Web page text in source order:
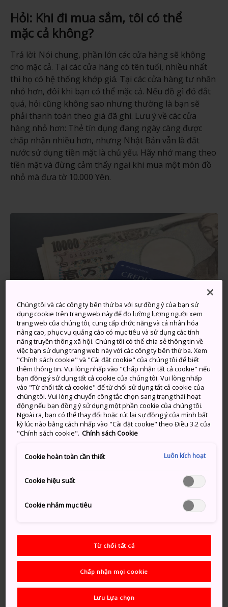
Hỏi: Khi đi mua sắm, tôi có thể
mặc cả không?
Trả lời: Nói chung, phần lớn các cửa hàng sẽ không
cho mặc cả. Tại các cửa hàng có tên tuổi, nhiều nhất
thì họ có hệ thống khớp giá. Tại các cửa hàng tư nhân
nhỏ hơn, đôi khi bạn có thể mặc cả. Nếu đồ gì đó đắt
quá, hỏi cũng không sao nhưng thường là bạn sẽ
phải thanh toán theo giá đã ghi. Lưu ý về các cửa
hàng nhỏ hơn: Thẻ tín dụng đang ngày càng được
chấp nhận nhiều hơn, nhưng Nhật Bản vẫn là đất
nước sử dụng tiền mặt là chủ yếu. Hãy nhớ mang theo
tiền mặt và đừng cảm thấy ngại khi mua một món đồ
nhỏ mà đưa tờ 10.000 Yên.
Hỏi: Cách mua hàng miễn thuế
như thế nào?
Hãy tìm những nơi có logo “Tax-Free Shop” (Cửa hàng
miễn thuế) hoặc hỏi nhân viên bán hàng xem cửa
không. Hãy nhớ mang theo hộ chiếu (hoặc giấy phép
hàng hóa thông thường hoặc hàng tiêu dùng. Sau khi
quầy miễn thuế và điền vào các phiếu. Thuế giá trị gia
hàng và các món đồ bạn đã mua sẽ được cho vào một
túi đặc biệt dành cho hàng miễn thuế. Nhớ giữ hóa
đơn mua sắm và nộp cho hải quan khi bạn rời Nhật
Bản. Để biết thêm thông tin, vui lòng tham khảo
Hướng dẫn mua sắm miễn thuế
của chúng tôi
Chúng tôi và các công ty bên thứ ba với sự đồng ý của bạn sử
dụng cookie trên trang web này để đo lường lượng người xem
trang web của chúng tôi, cung cấp chức năng và cá nhân hóa
nâng cao, phục vụ quảng cáo có mục tiêu và sử dụng các tính
năng truyền thông xã hội. Chúng tôi có thể chia sẻ thông tin về
việc bạn sử dụng trang web này với các công ty bên thứ ba. Xem
"Chính sách cookie" và "Cài đặt cookie" của chúng tôi để biết
thêm thông tin. Vui lòng nhấp vào "Chấp nhận tất cả cookie" nếu
bạn đồng ý sử dụng tất cả cookie của chúng tôi. Vui lòng nhấp
vào "Từ chối tất cả cookie" để từ chối sử dụng tất cả cookie của
chúng tôi. Vui lòng chuyển công tắc chọn sang trạng thái hoạt
động nếu bạn đồng ý sử dụng một phần cookie của chúng tôi.
Ngoài ra, bạn có thể thay đổi hoặc rút lại sự đồng ý của mình bất
kỳ lúc nào bằng cách nhấp vào "Cài đặt cookie" theo Điều 3.2 của
"Chính sách cookie". Chính sách Cookie
Cookie hoàn toàn cần thiết Luôn kích hoạt
Cookie hiệu suất
Cookie nhắm mục tiêu
Từ chối tất cả
Chấp nhận mọi cookie
Lưu Lựa chọn